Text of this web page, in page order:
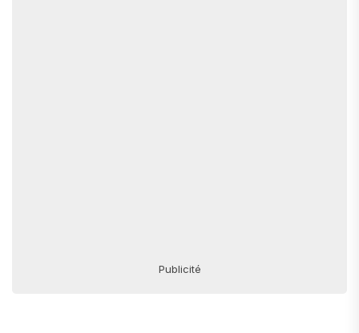
Publicité